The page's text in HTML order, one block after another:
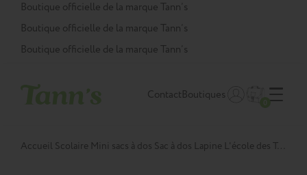
Panneau de gestion des cookies
Boutique officielle de la marque Tann’s
Boutique officielle de la marque Tann’s
Boutique officielle de la marque Tann’s
ContactBoutiques
Accueil Scolaire Mini sacs à dos Sac à dos Lapine L'école des Tann's TU